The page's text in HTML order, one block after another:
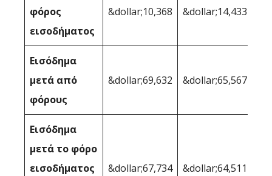
φόρος
εισοδήματος
&dollar;10,368 &dollar;14,433
Εισόδημα
μετά από
φόρους
&dollar;69,632 &dollar;65,567
Εισόδημα
μετά το φόρο
εισοδήματος
&dollar;67,734 &dollar;64,511